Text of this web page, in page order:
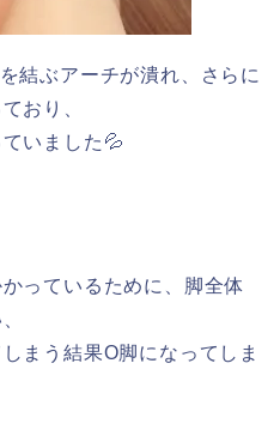
結ぶアーチが潰れ、さらに
おり、
いました💦
っているために、脚全体
まう結果O脚になってしま